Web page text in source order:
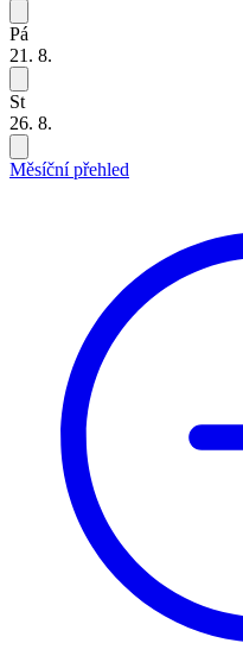
Pá
21. 8.
St
26. 8.
Měsíční přehled